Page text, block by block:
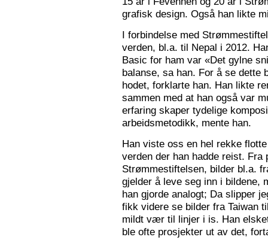
grafisk design. Også han likte
I forbindelse med
verden, bl.a. til Nepal i 2012.
Basic for ham var «Det gylne
balanse, sa han. For å se dette
hodet, forklarte han. Han likte
sammen med at han også var
erfaring skaper tydelige
arbeidsmetodikk, mente han.
Han viste oss en hel rekke
verden der han hadde reist. Fra
Strømmestiftelsen, bilder bl.a.
gjelder å leve seg inn i bildene,
han gjorde analogt; Da slipper
fikk videre se bilder fra Taiwan
mildt vær til linjer i is. Han
ble ofte prosjekter ut av det,